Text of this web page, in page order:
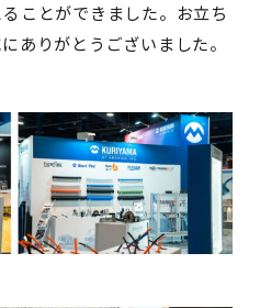
ことができました。お立ち
ありがとうございました。